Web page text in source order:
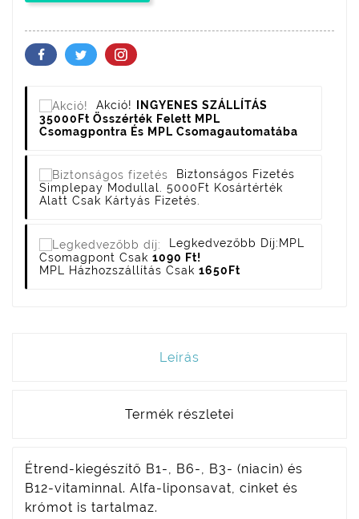
Akció!
INGYENES SZÁLLÍTÁS
35000Ft Összérték Felett MPL
Csomagpontra És MPL Csomagautomatába
Biztonságos Fizetés
Simplepay Modullal. 5000Ft Kosártérték
Alatt Csak Kártyás Fizetés.
Legkedvezőbb Díj: MPL
Csomagpont Csak 1090 Ft!
MPL Házhozszállítás Csak 1650Ft
Leírás
Termék részletei
Étrend-kiegészítő B1-, B6-, B3- (niacin) és
B12-vitaminnal. Alfa-liponsavat, cinket és
krómot is tartalmaz.